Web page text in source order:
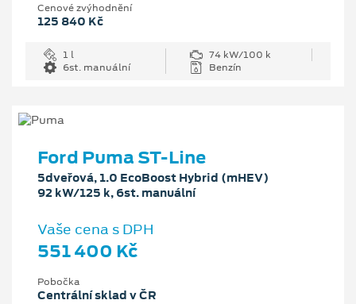
Cenové zvýhodnění
125 840 Kč
1 l
74 kW/100 k
6st. manuální
Benzín
Ford Puma ST-Line
5dveřová, 1.0 EcoBoost Hybrid (mHEV)
92 kW/125 k, 6st. manuální
Vaše cena s DPH
551 400 Kč
Pobočka
Centrální sklad v ČR